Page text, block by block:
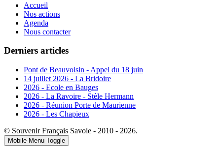
Accueil
Nos actions
Agenda
Nous contacter
Derniers articles
Pont de Beauvoisin - Appel du 18 juin
14 juillet 2026 - La Bridoire
2026 - Ecole en Bauges
2026 - La Ravoire - Stèle Hermann
2026 - Réunion Porte de Maurienne
2026 - Les Chapieux
© Souvenir Français Savoie - 2010 - 2026.
Mobile Menu Toggle